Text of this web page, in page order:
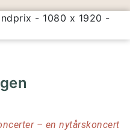
– en nytårskoncert